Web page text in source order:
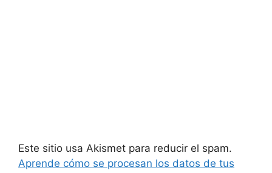
Este sitio usa Akismet para reducir el spam.
Aprende cómo se procesan los datos de tus